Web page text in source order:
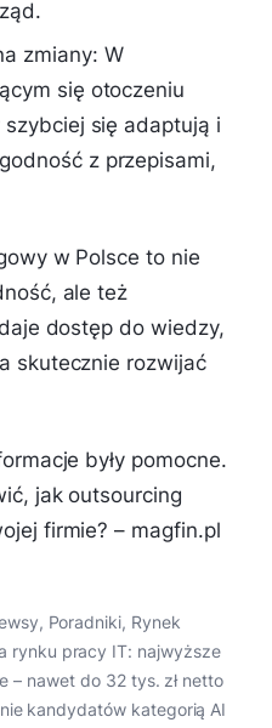
zmiany: W
się otoczeniu
się adaptują i
z przepisami,
w Polsce to nie
ale też
dostęp do wiedzy,
skutecznie rozwijać
były pomocne.
jak outsourcing
firmie? – magfin.pl
, Poradniki, Rynek
rynku pracy IT: najwyższe
– nawet do 32 tys. zł netto
kandydatów kategorią AI